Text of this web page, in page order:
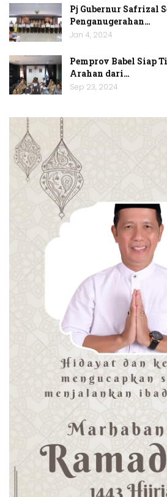
Pj Gubernur Safrizal
Penganugerahan…
Jan 4, 2024
Pemprov Babel Siap
Arahan dari…
Sep 23, 2024